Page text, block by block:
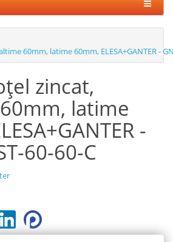
60mm, latime 60mm, ELESA+GANTER -
zincat,
latime
-
60-60-C